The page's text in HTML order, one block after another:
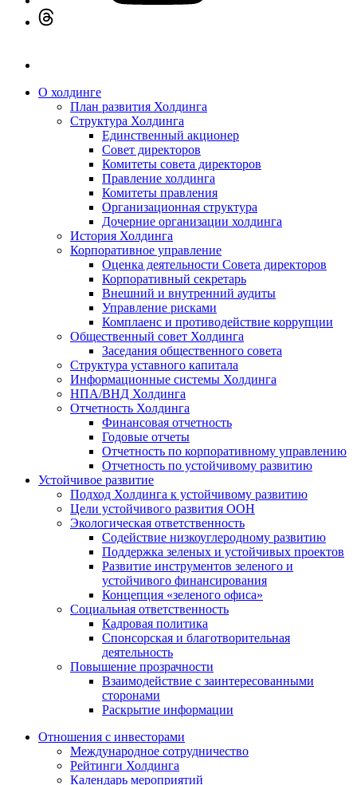
О холдинге
План развития Холдинга
Структура Холдинга
Единственный акционер
Совет директоров
Комитеты совета директоров
Правление холдинга
Комитеты правления
Организационная структура
Дочерние организации холдинга
История Холдинга
Корпоративное управление
Оценка деятельности Совета директоров
Корпоративный секретарь
Внешний и внутренний аудиты
Управление рисками
Комплаенс и противодействие коррупции
Общественный совет Холдинга
Заседания общественного совета
Структура уставного капитала
Информационные системы Холдинга
НПА/ВНД Холдинга
Отчетность Холдинга
Финансовая отчетность
Годовые отчеты
Отчетность по корпоративному управлению
Отчетность по устойчивому развитию
Устойчивое развитие
Подход Холдинга к устойчивому развитию
Цели устойчивого развития ООН
Экологическая ответственность
Содействие низкоуглеродному развитию
Поддержка зеленых и устойчивых проектов
Развитие инструментов зеленого и
устойчивого финансирования
Концепция «зеленого офиса»
Социальная ответственность
Кадровая политика
Спонсорская и благотворительная
деятельность
Повышение прозрачности
Взаимодействие с заинтересованными
сторонами
Раскрытие информации
Отношения с инвесторами
Международное сотрудничество
Рейтинги Холдинга
Календарь мероприятий